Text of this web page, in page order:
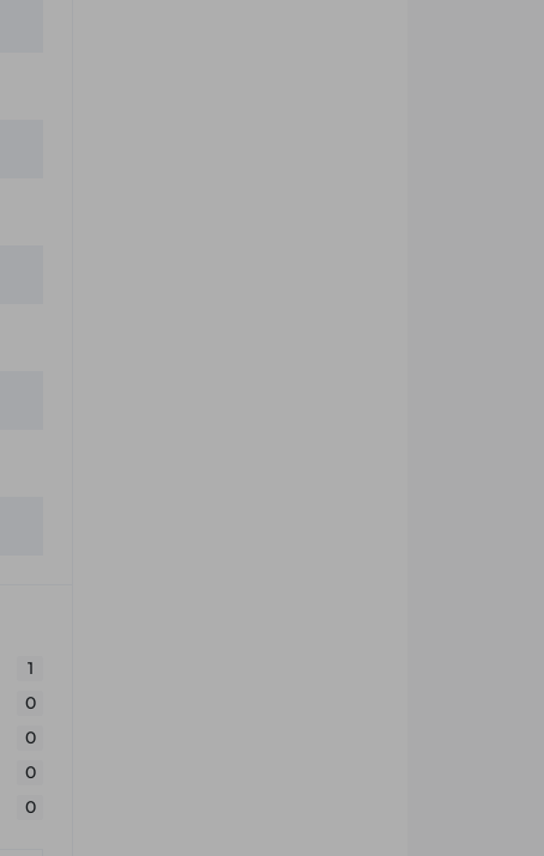
1
0
0
0
0